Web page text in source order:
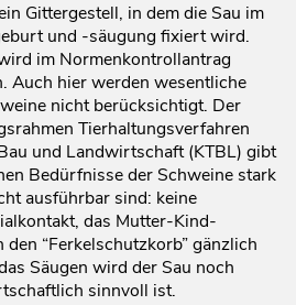
Gittergestell, in dem die Sau im
und -säugung fixiert wird.
im Normenkontrollantrag
Auch hier werden wesentliche
nicht berücksichtigt. Der
Tierhaltungsverfahren
und Landwirtschaft (KTBL) gibt
Bedürfnisse der Schweine stark
ausführbar sind: keine
das Mutter-Kind-
“Ferkelschutzkorb” gänzlich
Säugen wird der Sau noch
sinnvoll ist.